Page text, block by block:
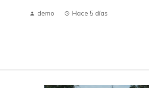
demo Hace 5 días